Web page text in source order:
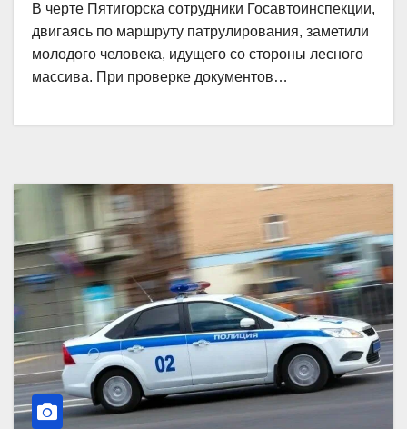
В черте Пятигорска сотрудники Госавтоинспекции,
двигаясь по маршруту патрулирования, заметили
молодого человека, идущего со стороны лесного
массива. При проверке документов…